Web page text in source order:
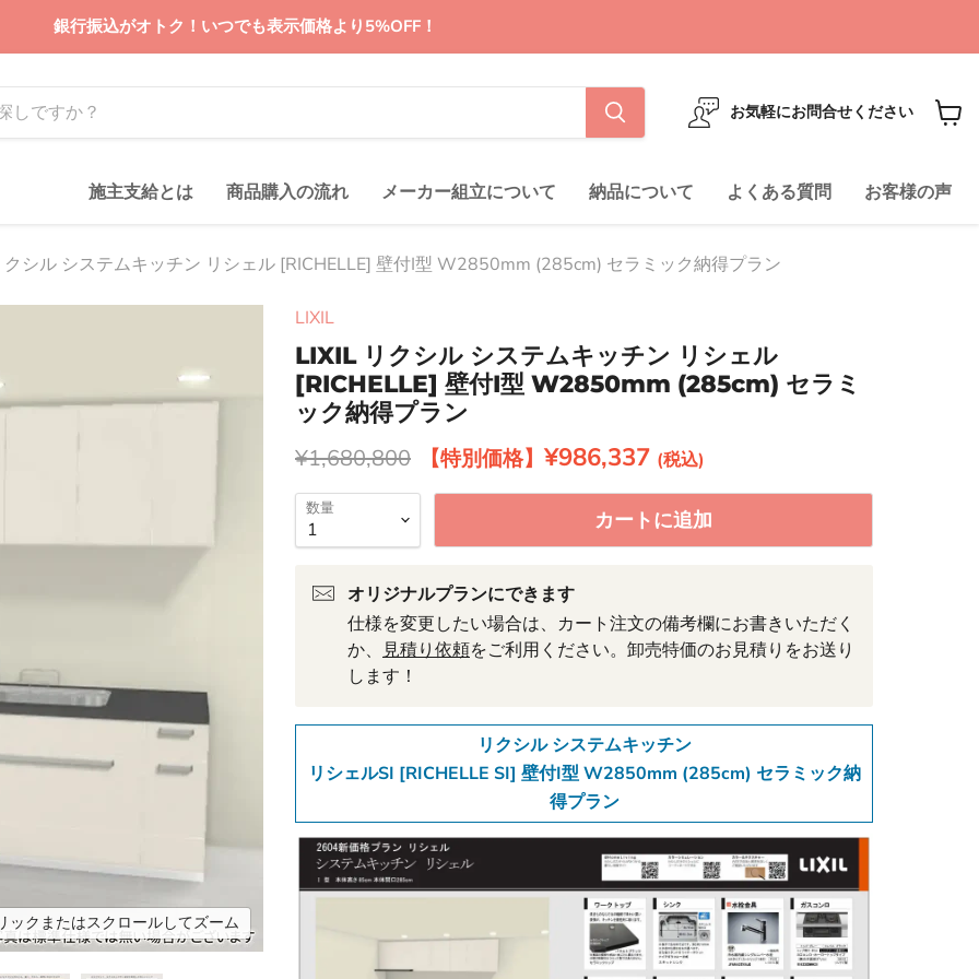
銀行振込がオトク！いつでも表示価格より5%OFF！
お気軽にお問合せください
を
施主支給とは 商品購入の流れ メーカー組立について 納品について よくある質問 お客様の声
クシル システムキッチン リシェル [RICHELLE] 壁付I型 W2850mm (285cm) セラミック納得プラン
ックまたはスクロールしてズーム
LIXIL
LIXIL リクシル システムキッチン リシェル
[RICHELLE] 壁付I型 W2850mm (285cm) セラミ
ック納得プラン
元の価格
¥1,680,800 現在の価格
¥986,337
数量 カートに追加
オリジナルプランにできます
仕様を変更したい場合は、カート注文の備考欄にお書きいただく
か、 見積り依頼をご利用ください。卸売特価のお見積りをお送り
します！
リクシル システムキッチン
リシェルSI [RICHELLE SI] 壁付I型 W2850mm (285cm) セラミック納
得プラン